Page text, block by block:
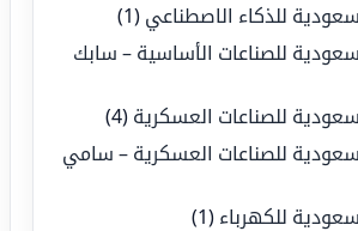
للذكاء الاصطناعي (1)
للصناعات الأساسية – سابك
للصناعات العسكرية (4)
للصناعات العسكرية – سامي
للكهرباء (1)